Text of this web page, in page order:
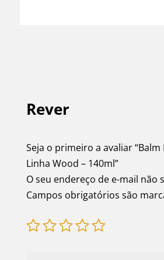
Rever
Seja o primeiro a avaliar “Balm
Linha Wood – 140ml”
O seu endereço de e-mail não
Campos obrigatórios são